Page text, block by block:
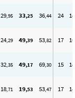
29,95 33,25 36,44 24 14
24,29 49,39 53,82 17 10
32,35 49,17 69,30 15 14
18,71 19,53 53,47 17 14